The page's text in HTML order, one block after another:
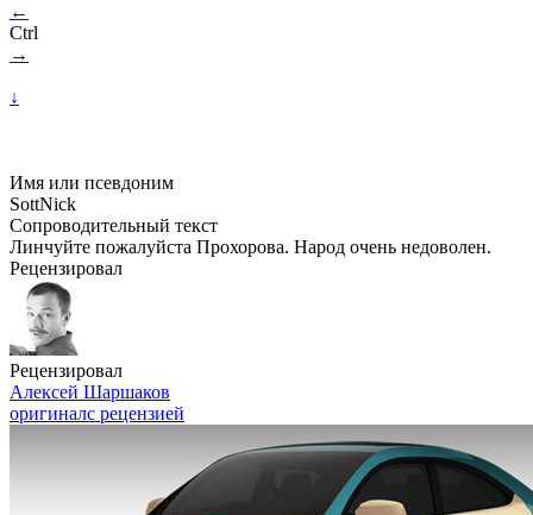
←
Ctrl
→
↓
Имя или псевдоним
SottNick
Сопроводительный текст
Линчуйте пожалуйста Прохорова. Народ очень недоволен.
Рецензировал
Рецензировал
Алексей Шаршаков
оригиналс рецензией